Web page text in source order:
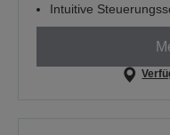
Intuitive